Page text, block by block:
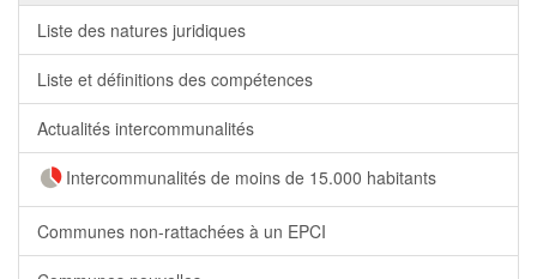
Liste des natures juridiques
Liste et définitions des compétences
Actualités intercommunalités
Intercommunalités de moins de 15.000 habitants
Communes non-rattachées à un EPCI